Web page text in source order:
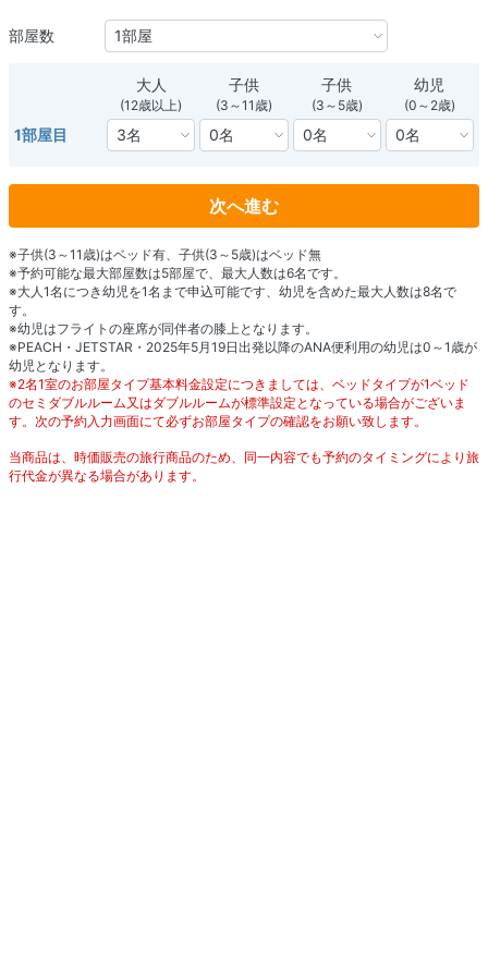
部屋数
大人
(12歳以上)
子供
(3～11歳)
子供
(3～5歳)
幼児
(0～2歳)
1部屋目
次へ進む
※子供(3～11歳)はベッド有、子供(3～5歳)はベッド無
※予約可能な最大部屋数は5部屋で、最大人数は6名です。
※大人1名につき幼児を1名まで申込可能です、幼児を含めた最大人数は8名で
す。
※幼児はフライトの座席が同伴者の膝上となります。
※PEACH・JETSTAR・2025年5月19日出発以降のANA便利用の幼児は0～1歳が
幼児となります。
※2名1室のお部屋タイプ基本料金設定につきましては、ベッドタイプが1ベッド
のセミダブルルーム又はダブルルームが標準設定となっている場合がございま
す。次の予約入力画面にて必ずお部屋タイプの確認をお願い致します。
当商品は、時価販売の旅行商品のため、同一内容でも予約のタイミングにより旅
行代金が異なる場合があります。